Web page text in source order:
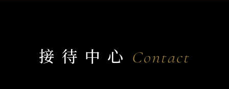
接待中心 Contact